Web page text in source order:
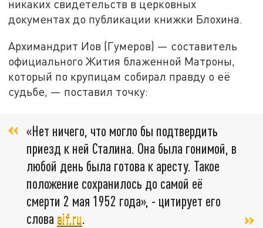
никаких свидетельств в церковных
документах до публикации книжки Блохина.
Архимандрит Иов (Гумеров) — составитель
официального Жития блаженной Матроны,
который по крупицам собирал правду о её
судьбе, — поставил точку:
«Нет ничего, что могло бы подтвердить
приезд к ней Сталина. Она была гонимой, в
любой день была готова к аресту. Такое
положение сохранилось до самой её
смерти 2 мая 1952 года», - цитирует его
слова aif.ru.